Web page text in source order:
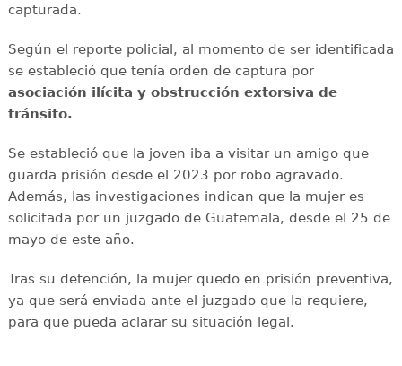
capturada.
Según el reporte policial, al momento de ser identificada
se estableció que tenía orden de captura por
asociación ilícita y obstrucción extorsiva de
tránsito.
Se estableció que la joven iba a visitar un amigo que
guarda prisión desde el 2023 por robo agravado.
Además, las investigaciones indican que la mujer es
solicitada por un juzgado de Guatemala, desde el 25 de
mayo de este año.
Tras su detención, la mujer quedo en prisión preventiva,
ya que será enviada ante el juzgado que la requiere,
para que pueda aclarar su situación legal.